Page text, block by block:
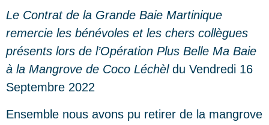
Le Contrat de la Grande Baie Martinique
remercie les bénévoles et les chers collègues
présents lors de l’Opération Plus Belle Ma Baie
à la Mangrove de Coco Léchèldu Vendredi 16
Septembre 2022
Ensemble nous avons pu retirer de la mangrove